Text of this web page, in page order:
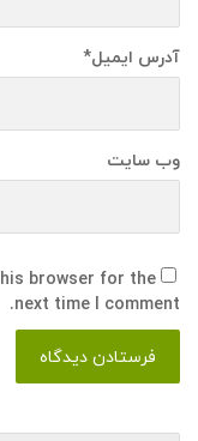
آدرس ایمیل*
وب سایت
browser for the
next time I comment.